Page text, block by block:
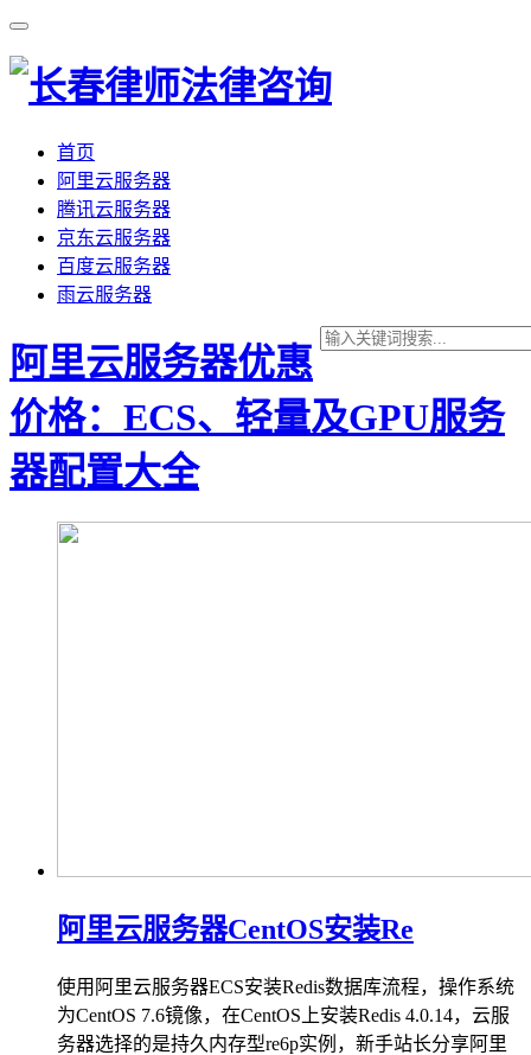
首页
阿里云服务器
腾讯云服务器
京东云服务器
百度云服务器
雨云服务器
阿里云服务器优惠
价格：ECS、轻量及GPU服务
器配置大全
阿里云服务器CentOS安装Re
使用阿里云服务器ECS安装Redis数据库流程，操作系统
为CentOS 7.6镜像，在CentOS上安装Redis 4.0.14，云服
务器选择的是持久内存型re6p实例，新手站长分享阿里